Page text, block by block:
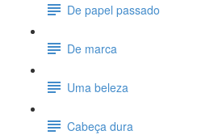
De papel passado
De marca
Uma beleza
Cabeça dura